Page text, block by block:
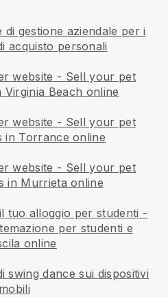
gestione aziendale per i
acquisto personali
website - Sell your pet
Virginia Beach online
website - Sell your pet
in Torrance online
website - Sell your pet
in Murrieta online
tuo alloggio per studenti -
per studenti e
online
swing dance sui dispositivi
mobili